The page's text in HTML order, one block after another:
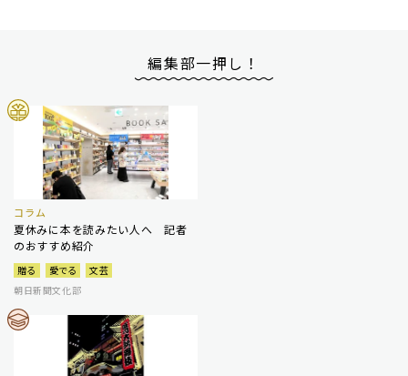
編集部一押し！
コラム
夏休みに本を読みたい人へ 記者
のおすすめ紹介
贈る 愛でる
文芸
朝日新聞文化部